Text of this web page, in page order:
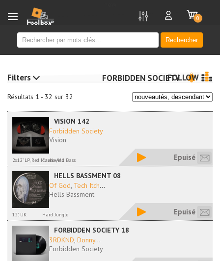
Rechercher
0
Résultats 1 - 32 sur 32
FORBIDDEN SOCIETYFOLLOW
VISION 142
Forbidden Society
Vision
2x12" LP, Red Marble, NL
Drum And Bass Epuisé
HELLS BASSMENT 08
Of God, Tech Itch...
Hells Bassment
12", UK Hard Jungle Epuisé
FORBIDDEN SOCIETY 18
3RDKND, Donny...
Forbidden Society
Filters